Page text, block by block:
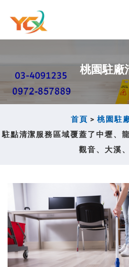
桃園駐廠
首頁 > 桃園駐
駐點清潔服務區域覆蓋了中壢、
觀音、大溪